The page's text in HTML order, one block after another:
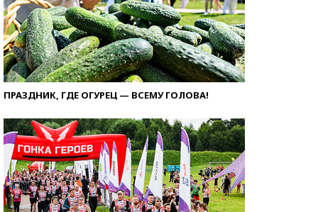
ПРАЗДНИК, ГДЕ ОГУРЕЦ — ВСЕМУ ГОЛОВА!